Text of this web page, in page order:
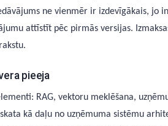
ne vienmēr ir izdevīgākais, jo
attīstīt pēc pirmās versijas.
pieeja
RAG, vektoru meklēšana,
kā daļu no uzņēmuma sistēmu